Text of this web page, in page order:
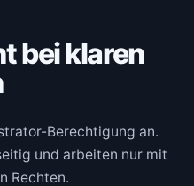
bei klaren
Berechtigung an.
und arbeiten nur mit
Rechten.